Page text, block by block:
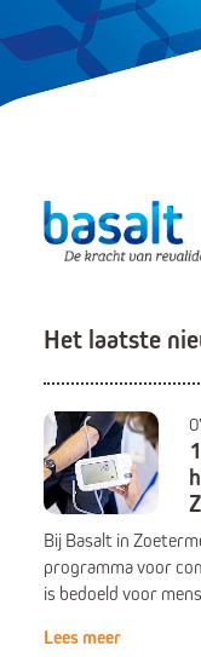
Direct naar deDirect
Het laatste
Bij Basalt in
programma voor
is bedoeld voor
Lees meer